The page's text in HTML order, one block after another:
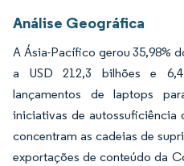
Análise Geográfica
A Ásia-Pacífico gerou 35,98%
a USD 212,3 bilhões e
lançamentos de laptops
iniciativas de autossuficiência
concentram as cadeias de
exportações de conteúdo da